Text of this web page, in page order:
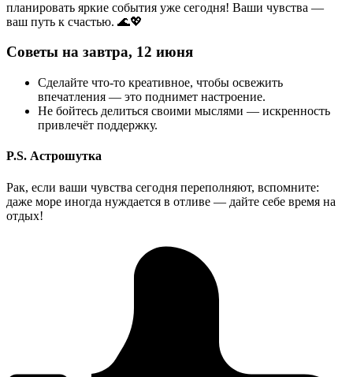
планировать яркие события уже сегодня! Ваши чувства —
ваш путь к счастью. 🌊💖
Советы на завтра, 12 июня
Сделайте что-то креативное, чтобы освежить
впечатления — это поднимет настроение.
Не бойтесь делиться своими мыслями — искренность
привлечёт поддержку.
P.S. Астрошутка
Рак, если ваши чувства сегодня переполняют, вспомните:
даже море иногда нуждается в отливе — дайте себе время на
отдых!